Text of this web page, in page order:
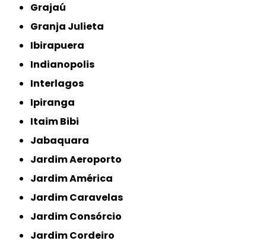
Grajaú
Granja Julieta
Ibirapuera
Indianopolis
Interlagos
Ipiranga
Itaim Bibi
Jabaquara
Jardim Aeroporto
Jardim América
Jardim Caravelas
Jardim Consórcio
Jardim Cordeiro